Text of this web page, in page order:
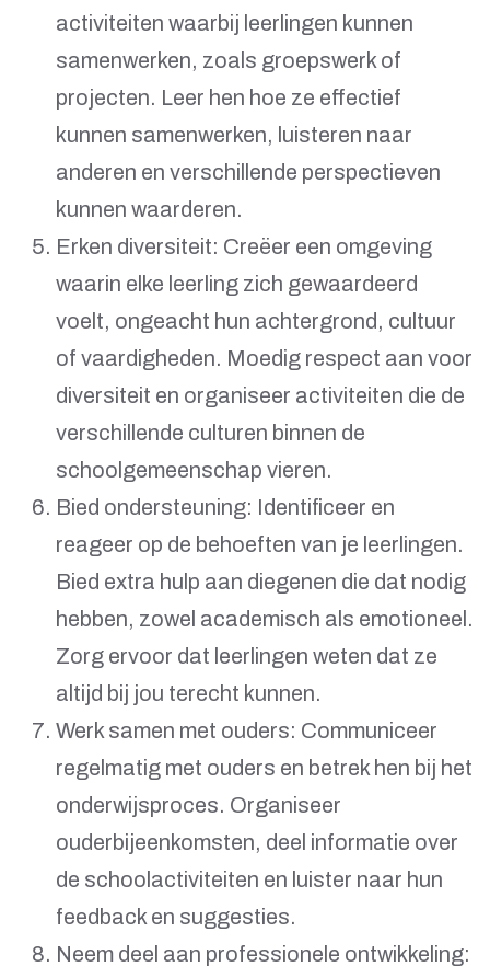
activiteiten waarbij leerlingen kunnen
samenwerken, zoals groepswerk of
projecten. Leer hen hoe ze effectief
kunnen samenwerken, luisteren naar
anderen en verschillende perspectieven
kunnen waarderen.
Erken diversiteit: Creëer een omgeving
waarin elke leerling zich gewaardeerd
voelt, ongeacht hun achtergrond, cultuur
of vaardigheden. Moedig respect aan voor
diversiteit en organiseer activiteiten die de
verschillende culturen binnen de
schoolgemeenschap vieren.
Bied ondersteuning: Identificeer en
reageer op de behoeften van je leerlingen.
Bied extra hulp aan diegenen die dat nodig
hebben, zowel academisch als emotioneel.
Zorg ervoor dat leerlingen weten dat ze
altijd bij jou terecht kunnen.
Werk samen met ouders: Communiceer
regelmatig met ouders en betrek hen bij het
onderwijsproces. Organiseer
ouderbijeenkomsten, deel informatie over
de schoolactiviteiten en luister naar hun
feedback en suggesties.
Neem deel aan professionele ontwikkeling: